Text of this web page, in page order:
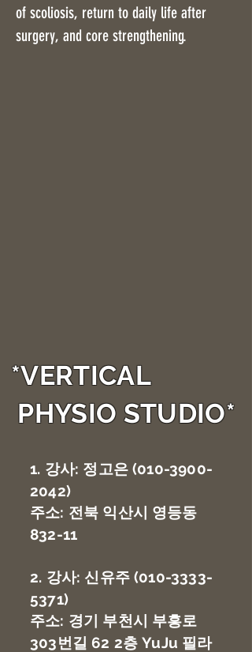
of scoliosis, return to daily life after
surgery, and core strengthening.
*VERTICAL
PHYSIO STUDIO*
1. 강사: 정고은(010-3900-
2042)
주소: 전북 익산시 영등동
832-11
2. 강사: 신유주(010-3333-
5371)
주소: 경기 부천시 부흥로
303번길 62 2층 YuJu 필라